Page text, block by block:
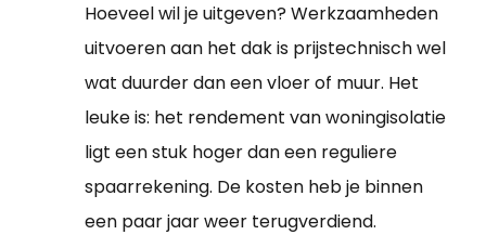
Hoeveel wil je uitgeven? Werkzaamheden
uitvoeren aan het dak is prijstechnisch wel
wat duurder dan een vloer of muur. Het
leuke is: het rendement van woningisolatie
ligt een stuk hoger dan een reguliere
spaarrekening. De kosten heb je binnen
een paar jaar weer terugverdiend.